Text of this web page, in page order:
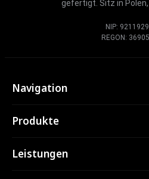
gefertigt. Sitz in
NIP:
REGON:
Navigation
Leistungen
Produkte
TubePilot
Leistungen